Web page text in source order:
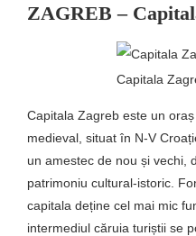
ZAGREB –
Capitala
Capitala Zagreb este un
medieval, situat în N-V
un amestec de nou și vechi,
patrimoniu cultural-istoric.
capitala deține cel mai mic
intermediul căruia turiștii se